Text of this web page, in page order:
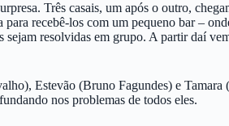
Três casais, um após o outro,
recebê-los com um pequeno bar –
resolvidas em grupo. A partir daí
Estevão (Bruno Fagundes) e
nos problemas de todos eles.